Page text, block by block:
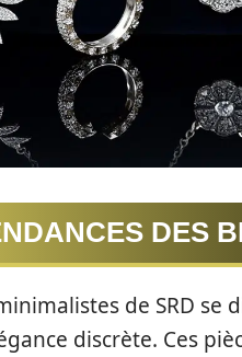
DES
de SRD
discrète. Ces